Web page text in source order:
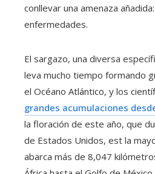
conllevar una amenaza
enfermedades.
El sargazo, una diversa
leva mucho tiempo formando
el Océano Atlántico, y los
grandes acumulaciones
la floración de este año, que
de Estados Unidos, est la
abarca más de 8,047